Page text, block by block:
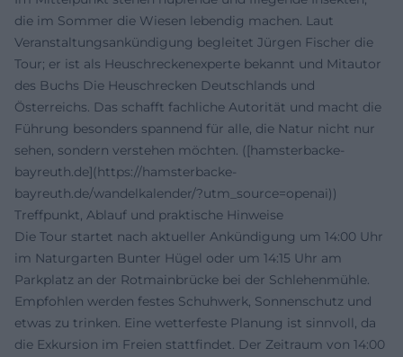
die im Sommer die Wiesen lebendig machen. Laut
Veranstaltungsankündigung begleitet Jürgen Fischer die
Tour; er ist als Heuschreckenexperte bekannt und Mitautor
des Buchs Die Heuschrecken Deutschlands und
Österreichs. Das schafft fachliche Autorität und macht die
Führung besonders spannend für alle, die Natur nicht nur
sehen, sondern verstehen möchten. ([hamsterbacke-
bayreuth.de](https://hamsterbacke-
bayreuth.de/wandelkalender/?utm_source=openai))
Treffpunkt, Ablauf und praktische Hinweise
Die Tour startet nach aktueller Ankündigung um 14:00 Uhr
im Naturgarten Bunter Hügel oder um 14:15 Uhr am
Parkplatz an der Rotmainbrücke bei der Schlehenmühle.
Empfohlen werden festes Schuhwerk, Sonnenschutz und
etwas zu trinken. Eine wetterfeste Planung ist sinnvoll, da
die Exkursion im Freien stattfindet. Der Zeitraum von 14:00